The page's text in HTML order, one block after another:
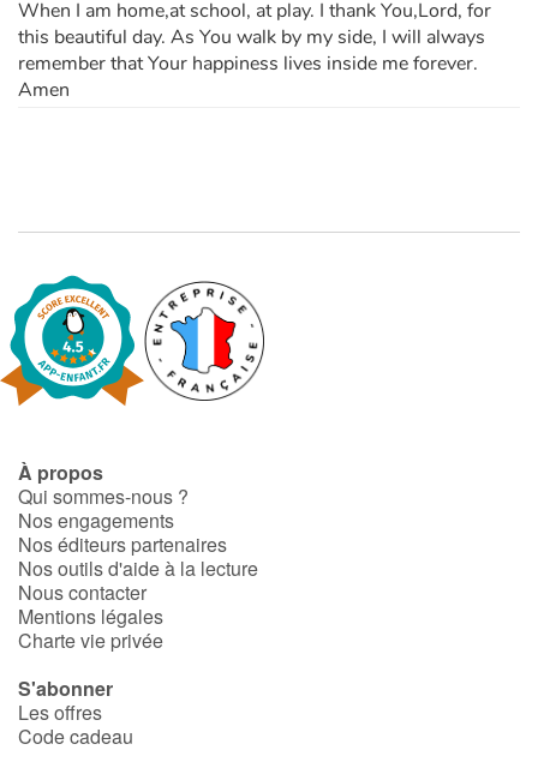
When I am home,at school, at play. I thank You,Lord, for
this beautiful day. As You walk by my side, I will always
remember that Your happiness lives inside me forever.
Amen
À propos
Qui sommes-nous ?
Nos engagements
Nos éditeurs partenaires
Nos outils d'aide à la lecture
Nous contacter
Mentions légales
Charte vie privée
S'abonner
Les offres
Code cadeau